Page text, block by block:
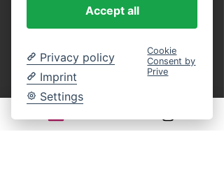
Anzahl
Accept all
Privacy policy
Imprint
Settings
Cookie
Consent by
Prive